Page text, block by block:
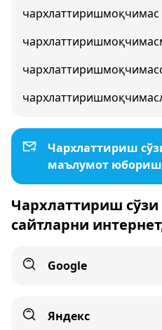
чархлаттиришмоқчимас
Чархлаттириш
маълумот юбориш
Чархлаттириш
сайтларни
Google
Яндекс